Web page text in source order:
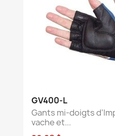
GV400-L
Gants mi-doigts
vache et...